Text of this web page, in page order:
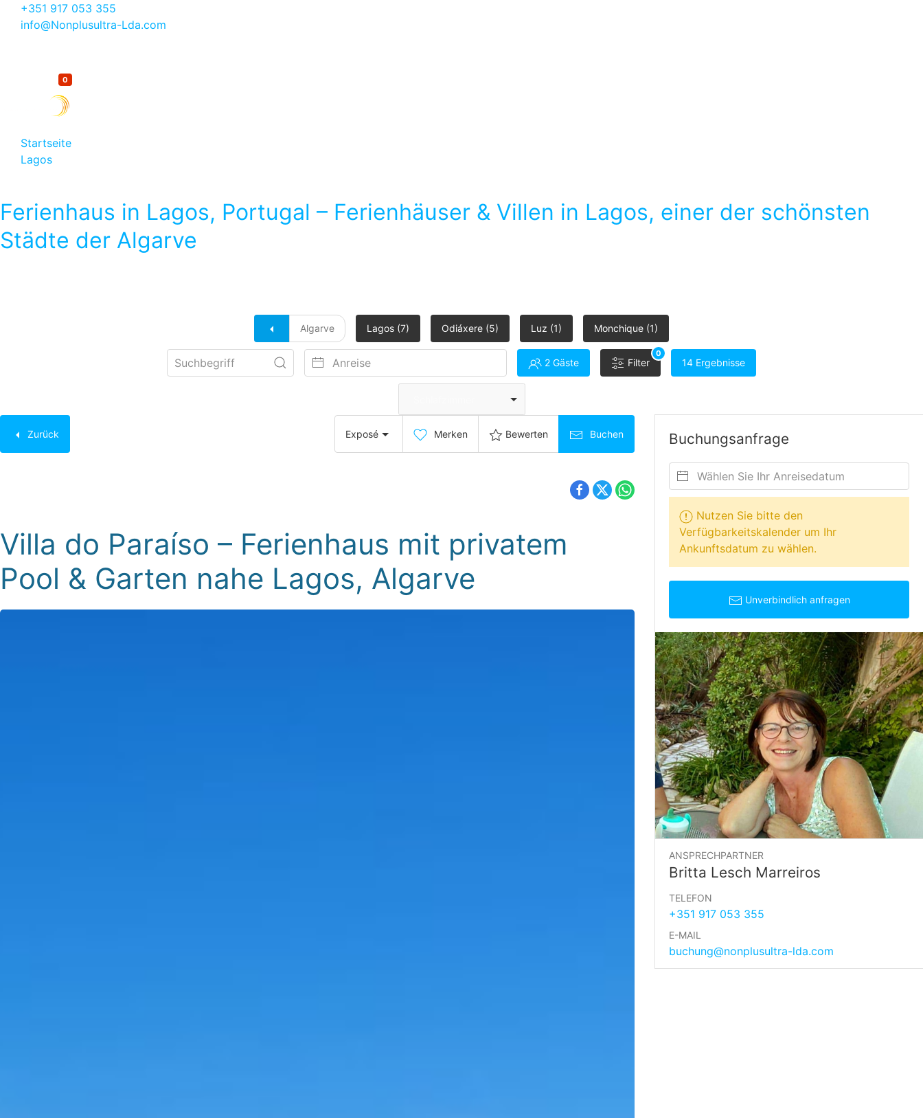
+351 917 053 355
info@Nonplusultra-Lda.com
Merkliste0
Startseite
Lagos
Ferienhaus in Lagos, Portugal – Ferienhäuser & Villen in Lagos, einer der schönsten
Städte der Algarve
Algarve Lagos (7) Odiáxere (5) Luz (1) Monchique (1)
2 Gäste Filter
0
14 Ergebnisse
Zurück Exposé Merken Bewerten Buchen
Villa do Paraíso – Ferienhaus mit privatem
Pool & Garten nahe Lagos, Algarve
Buchungsanfrage
Nutzen Sie bitte den
Verfügbarkeitskalender um Ihr
Ankunftsdatum zu wählen.
Unverbindlich anfragen
ANSPRECHPARTNER
Britta Lesch Marreiros
TELEFON
+351 917 053 355
E-MAIL
buchung@nonplusultra-lda.com